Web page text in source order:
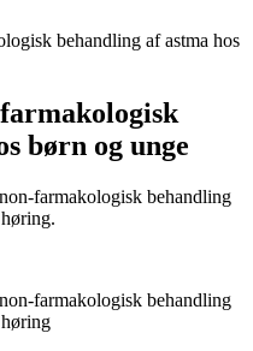
behandling af astma hos
børn og unge
farmakologisk behandling
farmakologisk behandling